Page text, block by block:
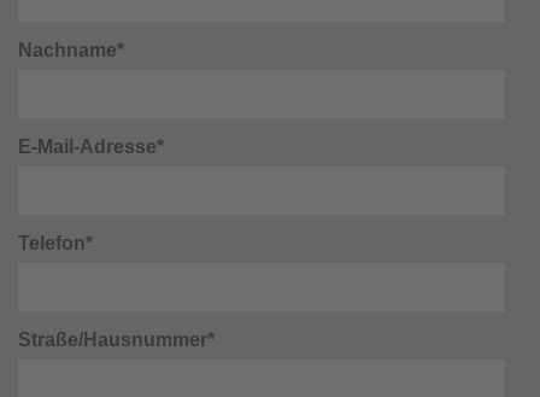
Nachname*
E-Mail-Adresse*
Telefon*
Straße/Hausnummer*